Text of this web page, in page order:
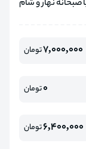
7,000,000تومان
0تومان
6,400,000تومان